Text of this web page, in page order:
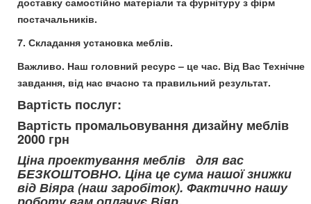
постачальників.
7. Складання установка меблів.
Важливо. Наш головний ресурс – це час. Від Вас Технічне
завдання, від нас вчасно та правильний результат.
Вартість послуг:
Вартість промальовування дизайну меблів
2000 грн
Ціна проектування меблів для вас
БЕЗКОШТОВНО. Ціна це сума нашої знижки
від Віяра (наш заробіток). Фактично нашу